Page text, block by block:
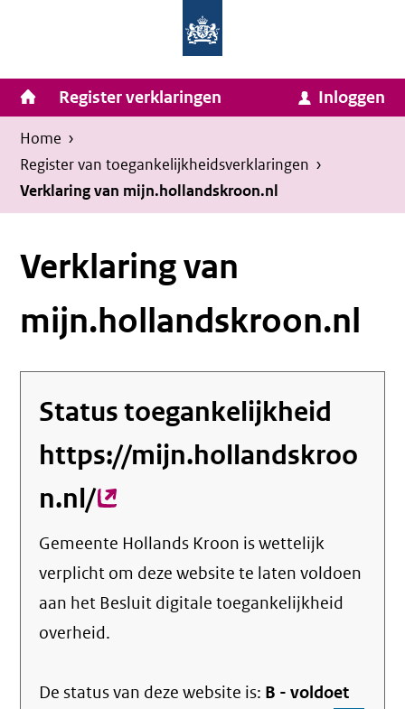
inhoud
van
Zaken
en
Koninkrijksrelaties
Homepage
van
Invulassistent
Toegankelijkheidsverklaring
Toegankelijkheidsverklaring
Hoofdnavigatie
Register verklaringen Inloggen
Kruimelpad
U
bevindt
zich
hier:
Home ›
Register van toegankelijkheids­verklaringen ›
Verklaring van mijn.hollandskroon.nl
Verklaring van
mijn.hollandskroon.nl
Status toegankelijkheid
https://mijn.hollandskroo
n.nl/(externe
link)
Gemeente Hollands Kroon is wettelijk
verplicht om deze website te laten voldoen
aan het Besluit digitale toegankelijkheid
overheid.
De status van dezewebsite is: B -voldoet